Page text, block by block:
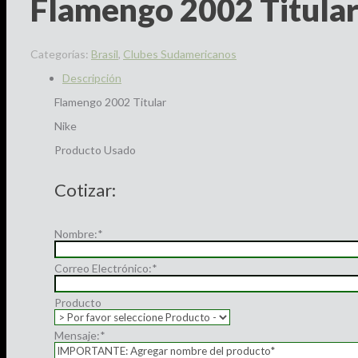
Flamengo 2002
Categorías: Brasil, Clubes Sudamericanos
Descripción
Flamengo 2002 Titular
Nike
Producto Usado
Cotizar:
Nombre:*
Correo Electrónico:*
Producto
Mensaje:*